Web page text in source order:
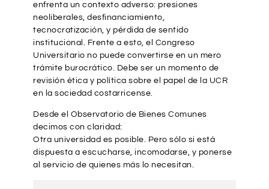
enfrenta un contexto adverso: presiones
neoliberales, desfinanciamiento,
tecnocratización, y pérdida de sentido
institucional. Frente a esto, el Congreso
Universitario no puede convertirse en un mero
trámite burocrático. Debe ser un momento de
revisión ética y política sobre el papel de la UCR
en la sociedad costarricense.
Desde el Observatorio de Bienes Comunes
decimos con claridad:
Otra universidad es posible. Pero sólo si está
dispuesta a escucharse, incomodarse, y ponerse
al servicio de quienes más lo necesitan.